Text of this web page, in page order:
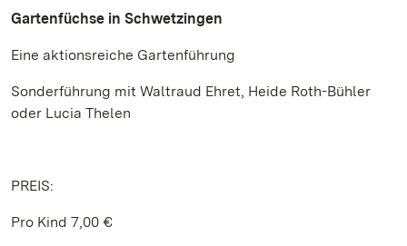
Gartenfüchse in Schwetzingen
Eine aktionsreiche Gartenführung
Sonderführung mit Waltraud Ehret, Heide Roth-Bühler
oder Lucia Thelen
PREIS:
Pro Kind 7,00 €